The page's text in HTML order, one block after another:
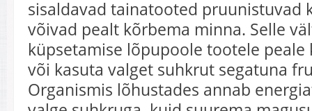
sisaldavad tainatooted pruunistuvad
võivad pealt kõrbema minna. Selle
küpsetamise lõpupoole tootele peale
või kasuta valget suhkrut segatuna
Organismis lõhustades annab